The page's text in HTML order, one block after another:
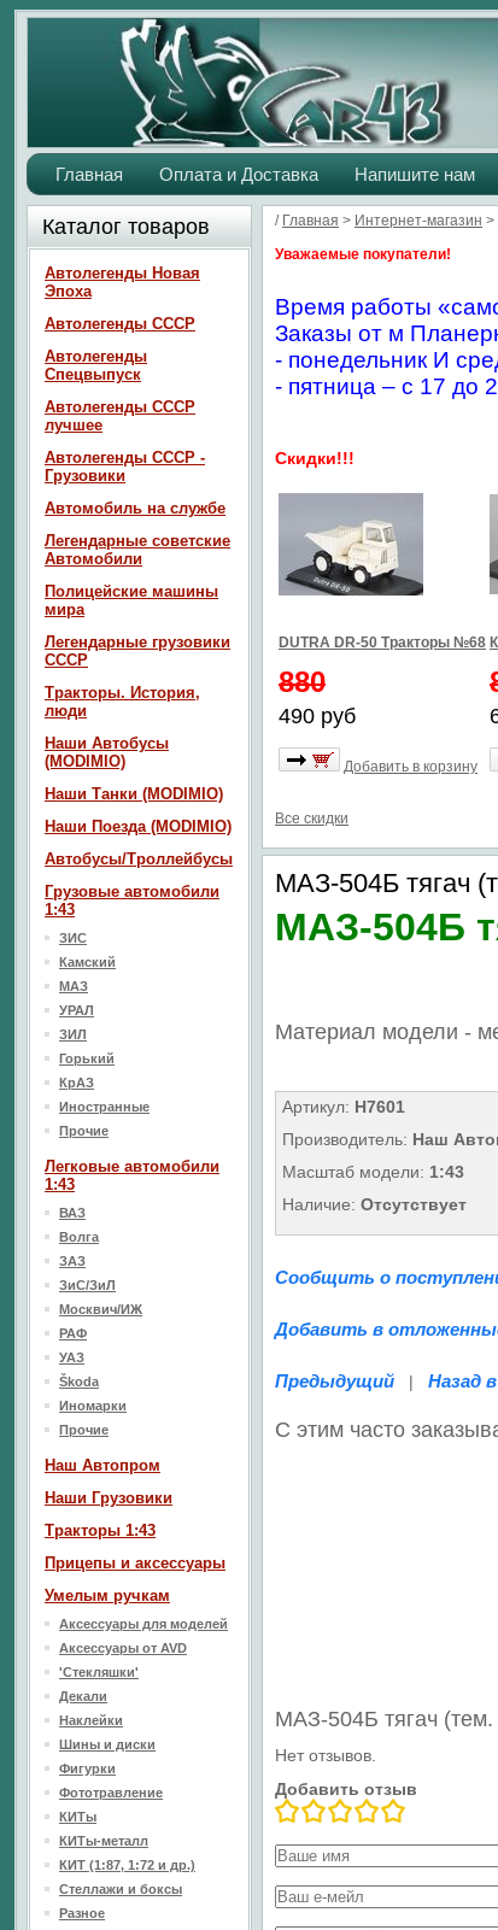
Главная Оплата и Доставка Напишите нам
/ Главная > Интернет-магазин >
Уважаемые покупатели!
Время работы
Заказы от м
- понедельник И
- пятница – с 17 до
Скидки!!!
DUTRA DR-50 Тракторы №68
880
490 руб
Добавить в корзину
Все скидки
МАЗ-504Б тягач
МАЗ-504Б
Материал модели -
Артикул: H7601
Производитель: Наш
Масштаб модели: 1:43
Наличие: Отсутствует
Сообщить о
Добавить в
Предыдущий | Назад
С этим часто
МАЗ-504Б тягач
Нет отзывов.
Добавить отзыв
Каталог товаров
Автолегенды Новая
Эпоха
Автолегенды СССР
Автолегенды
Спецвыпуск
Автолегенды СССР
лучшее
Автолегенды СССР -
Грузовики
Автомобиль на службе
Легендарные советские
Автомобили
Полицейские машины
мира
Легендарные грузовики
СССР
Тракторы. История,
люди
Наши Автобусы
(MODIMIO)
Наши Танки (MODIMIO)
Наши Поезда (MODIMIO)
Автобусы/Троллейбусы
Грузовые автомобили
1:43
ЗИС
Камский
МАЗ
УРАЛ
ЗИЛ
Горький
КрАЗ
Иностранные
Прочие
Легковые автомобили
1:43
ВАЗ
Волга
ЗАЗ
ЗиС/ЗиЛ
Москвич/ИЖ
РАФ
УАЗ
Škoda
Иномарки
Прочие
Наш Aвтопром
Наши Грузовики
Тракторы 1:43
Прицепы и аксессуары
Умелым ручкам
Аксессуары для моделей
Аксессуары от AVD
'Стекляшки'
Декали
Наклейки
Шины и диски
Фигурки
Фототравление
КИТы
КИТы-металл
КИТ (1:87, 1:72 и др.)
Стеллажи и боксы
Разное